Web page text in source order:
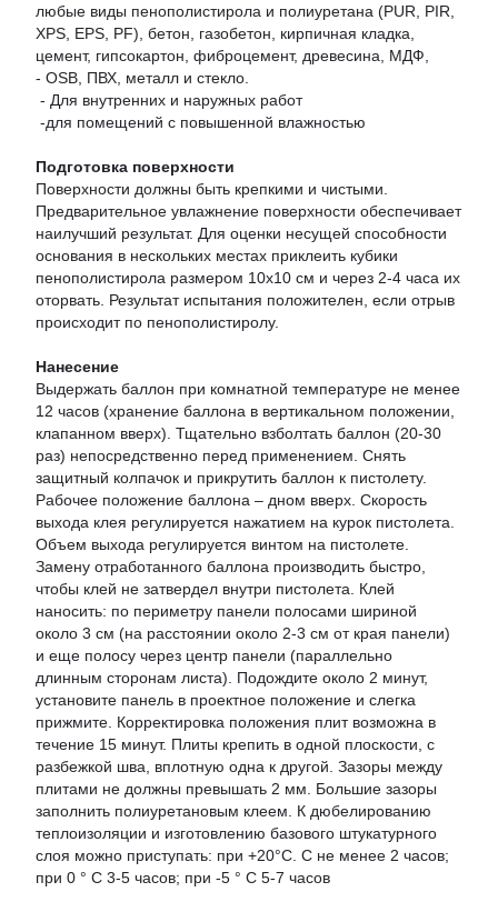
любые виды пенополистирола и полиуретана (PUR, PIR,
XPS, EPS, PF), бетон, газобетон, кирпичная кладка,
цемент, гипсокартон, фиброцемент, древесина, МДФ,
- OSB, ПВХ, металл и стекло.
- Для внутренних и наружных работ
-для помещений с повышенной влажностью
Подготовка поверхности
Поверхности должны быть крепкими и чистыми.
Предварительное увлажнение поверхности обеспечивает
наилучший результат. Для оценки несущей способности
основания в нескольких местах приклеить кубики
пенополистирола размером 10х10 см и через 2-4 часа их
оторвать. Результат испытания положителен, если отрыв
происходит по пенополистиролу.
Нанесение
Выдержать баллон при комнатной температуре не менее
12 часов (хранение баллона в вертикальном положении,
клапанном вверх). Тщательно взболтать баллон (20-30
раз) непосредственно перед применением. Снять
защитный колпачок и прикрутить баллон к пистолету.
Рабочее положение баллона – дном вверх. Скорость
выхода клея регулируется нажатием на курок пистолета.
Объем выхода регулируется винтом на пистолете.
Замену отработанного баллона производить быстро,
чтобы клей не затвердел внутри пистолета. Клей
наносить: по периметру панели полосами шириной
около 3 см (на расстоянии около 2-3 см от края панели)
и еще полосу через центр панели (параллельно
длинным сторонам листа). Подождите около 2 минут,
установите панель в проектное положение и слегка
прижмите. Корректировка положения плит возможна в
течение 15 минут. Плиты крепить в одной плоскости, с
разбежкой шва, вплотную одна к другой. Зазоры между
плитами не должны превышать 2 мм. Большие зазоры
заполнить полиуретановым клеем. К дюбелированию
теплоизоляции и изготовлению базового штукатурного
слоя можно приступать: при +20°С. С не менее 2 часов;
при 0 ° С 3-5 часов; при -5 ° С 5-7 часов